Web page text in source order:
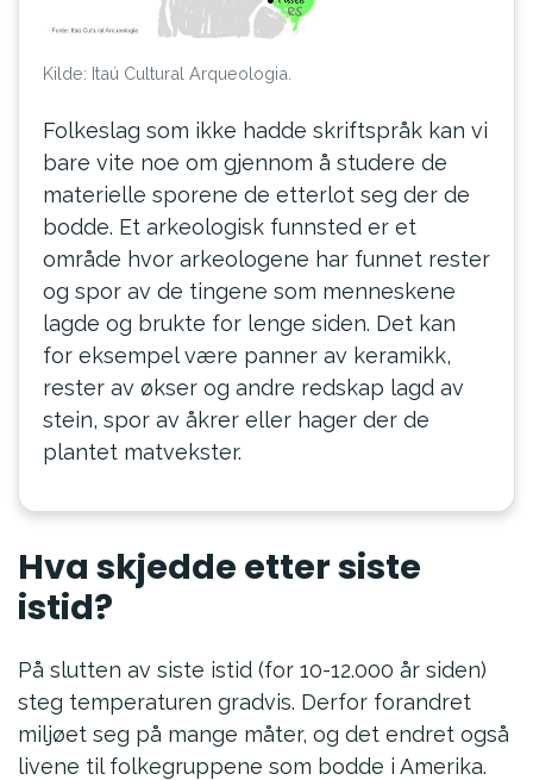
Kilde: Itaú Cultural Arqueologia.
Folkeslag som ikke hadde skriftspråk kan vi
bare vite noe om gjennom å studere de
materielle sporene de etterlot seg der de
bodde. Et arkeologisk funnsted er et
område hvor arkeologene har funnet rester
og spor av de tingene som menneskene
lagde og brukte for lenge siden. Det kan
for eksempel være panner av keramikk,
rester av økser og andre redskap lagd av
stein, spor av åkrer eller hager der de
plantet matvekster.
Hva skjedde etter siste
istid?
På slutten av siste istid (for 10-12.000 år siden)
steg temperaturen gradvis. Derfor forandret
miljøet seg på mange måter, og det endret også
livene til folkegruppene som bodde i Amerika.